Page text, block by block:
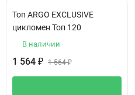
Топ ARGO EXCLUSIVE
цикломен Топ 120
В наличии
1 564 ₽ 1 564₽